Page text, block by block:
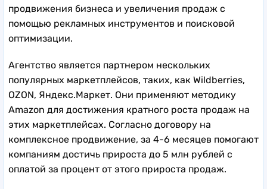
продвижения бизнеса и увеличения продаж с
помощью рекламных инструментов и поисковой
оптимизации.
Агентство является партнером нескольких
популярных маркетплейсов, таких, как Wildberries,
OZON, Яндекс.Маркет. Они применяют методику
Amazon для достижения кратного роста продаж на
этих маркетплейсах. Согласно договору на
комплексное продвижение, за 4-6 месяцев помогают
компаниям достичь прироста до 5 млн рублей с
оплатой за процент от этого прироста продаж.